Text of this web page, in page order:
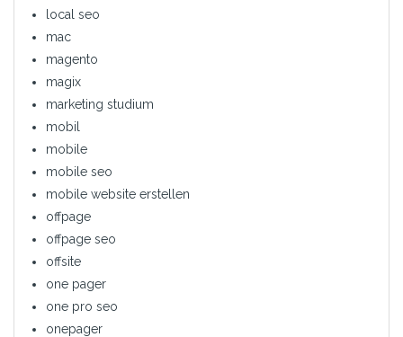
local seo
mac
magento
magix
marketing studium
mobil
mobile
mobile seo
mobile website erstellen
offpage
offpage seo
offsite
one pager
one pro seo
onepager